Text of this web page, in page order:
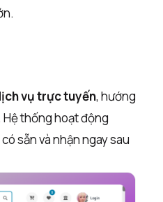
vụ trực tuyến, hướng
thống hoạt động
sẵn và nhận ngay sau